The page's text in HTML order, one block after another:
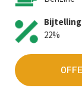
Bijtelling
22%